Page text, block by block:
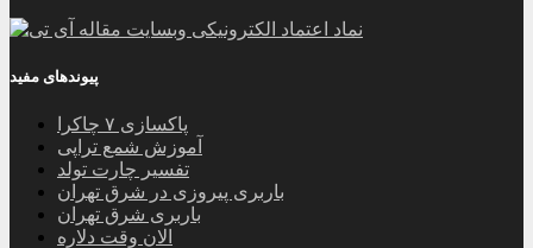
پیوندهای مفید
پاکسازی ۷ چاکرا
آموزش شمع تراپی
تفسیر چارت تولد
باربری پیروزی در شرق تهران
باربری شرق تهران
الان وقت دلاره